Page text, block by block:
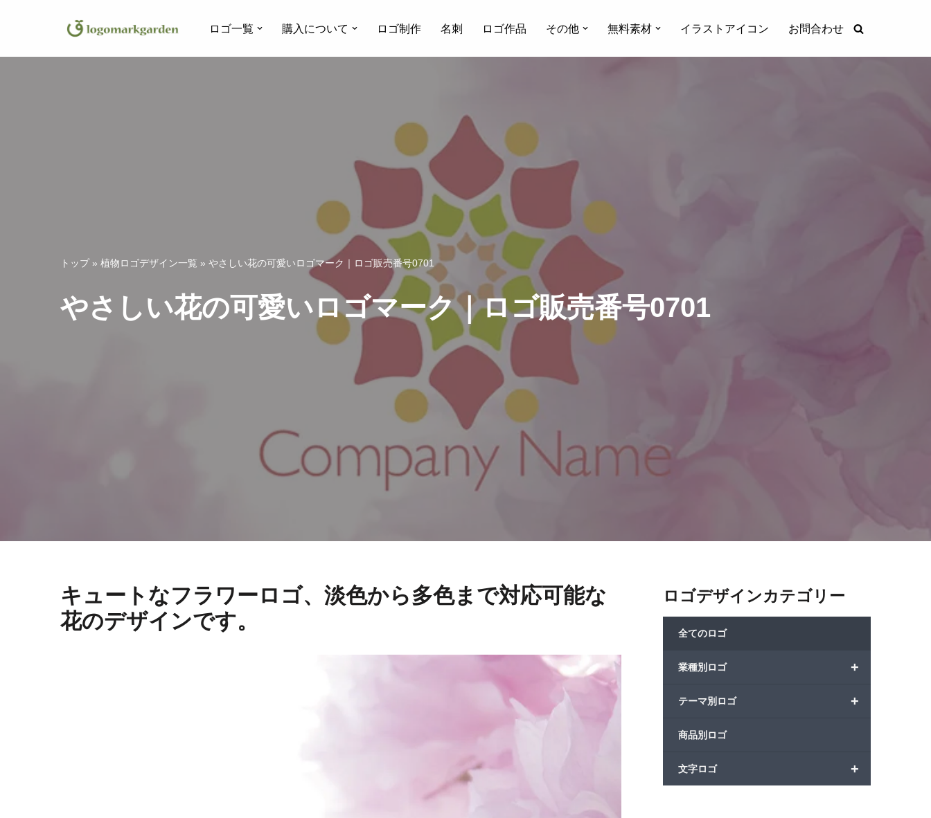
ン
ロゴ一覧 購入について ロゴ制作 名刺 ロゴ作品 その他 無料素材 イラストアイコン お問合わせ
トップ» 植物ロゴデザイン一覧 » やさしい花の可愛いロゴマーク｜ロゴ販売番号0701
やさしい花の可愛いロゴマーク｜ロゴ販売番号0701
キュートなフラワーロゴ、淡色から多色まで対応可能な
花のデザインです。
ロゴデザインカテゴリー
全てのロゴ
+
業種別ロゴ
+
テーマ別ロゴ
商品別ロゴ
+
文字ロゴ